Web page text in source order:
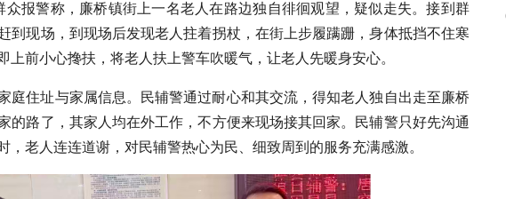
众报警称，廉桥镇街上一名老人在路边独自徘徊观望，疑似走失。接到群
到现场，到现场后发现老人拄着拐杖，在街上步履蹒跚，身体抵挡不住寒
上前小心搀扶，将老人扶上警车吹暖气，让老人先暖身安心。
庭住址与家属信息。民辅警通过耐心和其交流，得知老人独自出走至廉桥
的路了，其家人均在外工作，不方便来现场接其回家。民辅警只好先沟通
，老人连连道谢，对民辅警热心为民、细致周到的服务充满感激。